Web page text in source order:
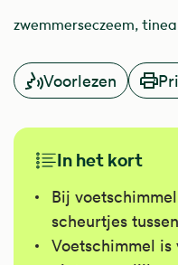
zwemmerseczeem tinea
Voorlezen
In het kort
Bij
scheurtjes
Voetschimmel